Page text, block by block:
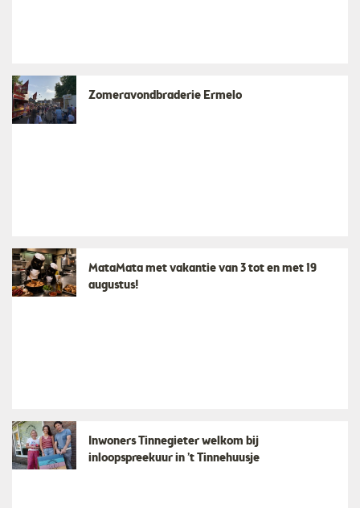
Zomeravondbraderie Ermelo
MataMata met vakantie van 3 tot en met 19
augustus!
Inwoners Tinnegieter welkom bij
inloopspreekuur in ’t Tinnehuusje